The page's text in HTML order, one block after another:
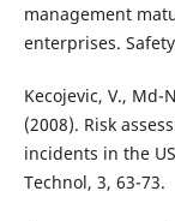
management
enterprises.
Kecojevic, V., Md-
(2008). Risk
incidents in the
Technol, 3, 63-73.